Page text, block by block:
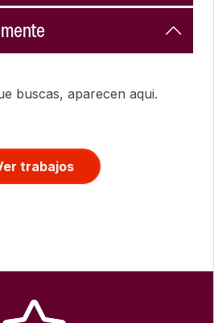
buscas, aparecen aqui.
trabajos